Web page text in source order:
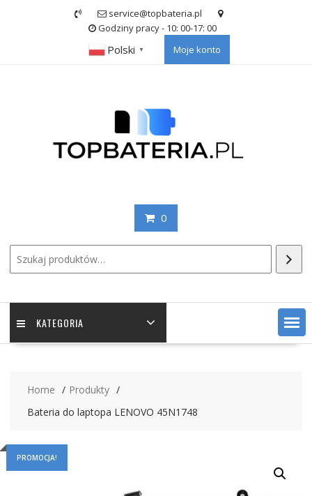
service@topbateria.pl
Godziny pracy - 10: 00-17: 00
Polski ▼ Moje konto
0
KATEGORIA
Home
Produkty
Bateria do laptopa LENOVO 45N1748
PROMOCJA!